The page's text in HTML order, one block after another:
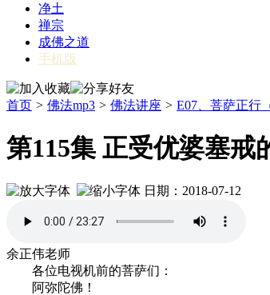
净土
禅宗
成佛之道
手机版
首页 > 佛法mp3 > 佛法讲座 > E07、菩萨正行
第115集 正受优婆塞戒
日期：2018-07-12
余正伟老师
各位电视机前的菩萨们：
阿弥陀佛！